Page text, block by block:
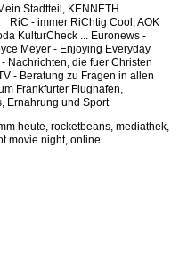
Stadtteil, KENNETH
- immer RiChtig Cool, AOK
KulturCheck ... Euronews -
Meyer - Enjoying Everyday
Nachrichten, die fuer Christen
- Beratung zu Fragen in allen
Frankfurter Flughafen,
Ernahrung und Sport
heute, rocketbeans, mediathek,
movie night, online